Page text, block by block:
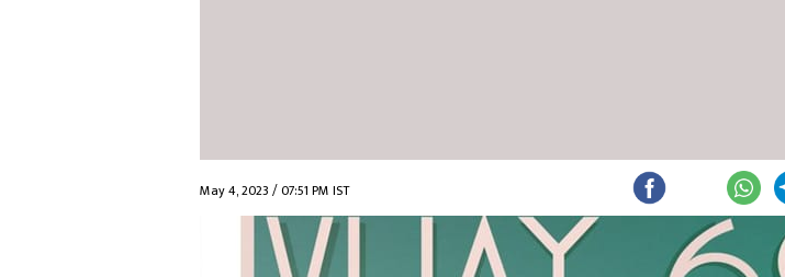
May 4, 2023 / 07:51 PM IST